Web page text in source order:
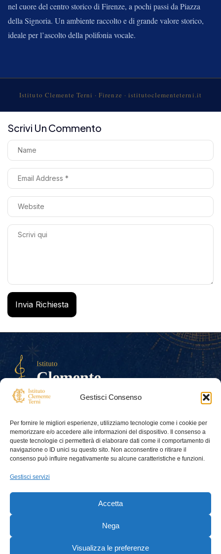
Gestisci Consenso
Per fornire le migliori esperienze, utilizziamo tecnologie come i cookie per
memorizzare e/o accedere alle informazioni del dispositivo. Il consenso a
queste tecnologie ci permetterà di elaborare dati come il comportamento di
navigazione o ID unici su questo sito. Non acconsentire o ritirare il
consenso può influire negativamente su alcune caratteristiche e funzioni.
Gestisci servizi
Accetta
Nega
Visualizza le preferenze
nel cuore del centro storico di Firenze, a pochi passi da Piazza
della Signoria. Un ambiente raccolto e di grande valore storico,
ideale per l’ascolto della polifonia vocale.
Istituto Clemente Terni · Firenze · istitutoclementeterni.it
Scrivi Un Commento
culturale ONLUS
Contatti
istitutoterni@gmail.com
Codice Fiscale: 94195680486
Risorse Pagine
© Istituto Clemente Terni All